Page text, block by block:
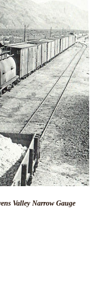
Valley Narrow Gauge